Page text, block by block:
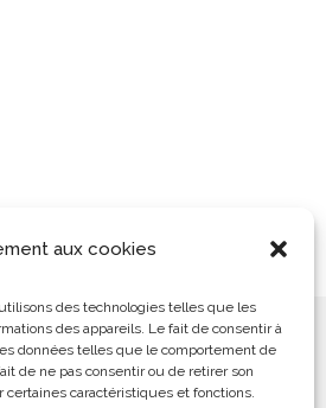
aux cookies
des technologies telles que les
des appareils. Le fait de consentir à
données telles que le comportement de
de ne pas consentir ou de retirer son
caractéristiques et fonctions.